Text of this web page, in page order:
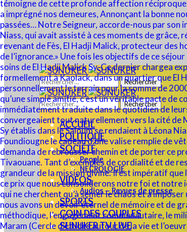
Rechercher :
Rechercher :
ACCUEIL
POLITIQUE
SOCIÉTÉ
People
NECROLOGIE
VIDÉOS
Audios – Revues de presse
SPORTS
COIN DES COUPLES
SUNUKER TV LIVE